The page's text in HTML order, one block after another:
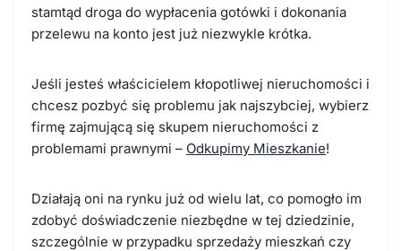
stamtąd droga do wypłacenia gotówki i dokonania
przelewu na konto jest już niezwykle krótka.
Jeśli jesteś właścicielem kłopotliwej nieruchomości i
chcesz pozbyć się problemu jak najszybciej, wybierz
firmę zajmującą się skupem nieruchomości z
problemami prawnymi – Odkupimy Mieszkanie!
Działają oni na rynku już od wielu lat, co pomogło im
zdobyć doświadczenie niezbędne w tej dziedzinie,
szczególnie w przypadku sprzedaży mieszkań czy